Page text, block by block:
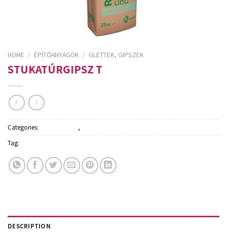
HOME / ÉPÍTŐANYAGOK / GLETTEK, GIPSZEK
STUKATÚRGIPSZ T
Categories: ,
Tag:
DESCRIPTION